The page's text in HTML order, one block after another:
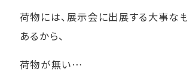
荷物には、展示会に出展する大事な
あるから、
荷物が無い…